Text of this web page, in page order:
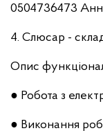
0504736473
4. Слюсар -
Опис
● Робота з
● Виконання